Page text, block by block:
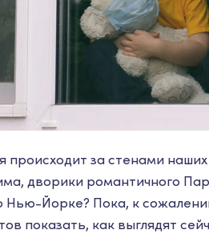
происходит за стенами
дворики романтичного
Йорке? Пока, к
показать, как выглядят